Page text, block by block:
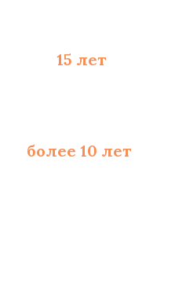
15 лет
более 10 лет